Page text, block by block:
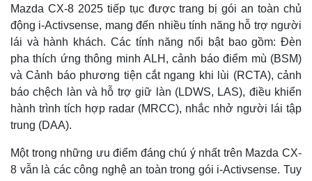
Mazda CX-8 2025 tiếp tục được trang bị gói an toàn chủ
động i-Activsense, mang đến nhiều tính năng hỗ trợ người
lái và hành khách. Các tính năng nổi bật bao gồm: Đèn
pha thích ứng thông minh ALH, cảnh báo điểm mù (BSM)
và Cảnh báo phương tiện cắt ngang khi lùi (RCTA), cảnh
báo chệch làn và hỗ trợ giữ làn (LDWS, LAS), điều khiển
hành trình tích hợp radar (MRCC), nhắc nhở người lái tập
trung (DAA).
Một trong những ưu điểm đáng chú ý nhất trên Mazda CX-
8 vẫn là các công nghệ an toàn trong gói i-Activsense. Tuy